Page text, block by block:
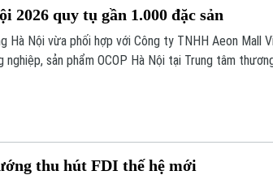
2026 quy tụ gần 1.000 đặc sản
Hà Nội vừa phối hợp với Công ty TNHH Aeon Mall
sản phẩm OCOP Hà Nội tại Trung tâm
thu hút FDI thế hệ mới